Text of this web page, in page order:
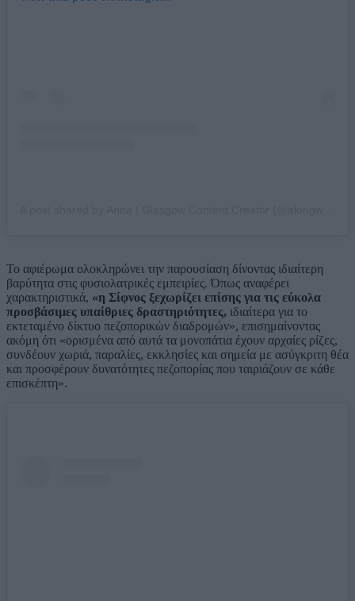
Το αφιέρωμα ολοκληρώνει την παρουσίαση δίνοντας ιδιαίτερη
βαρύτητα στις φυσιολατρικές εμπειρίες. Όπως αναφέρει
χαρακτηριστικά, «η Σίφνος ξεχωρίζει επίσης για τις εύκολα
προσβάσιμες υπαίθριες δραστηριότητες, ιδιαίτερα για το
εκτεταμένο δίκτυο πεζοπορικών διαδρομών», επισημαίνοντας
ακόμη ότι «ορισμένα από αυτά τα μονοπάτια έχουν αρχαίες ρίζες,
συνδέουν χωριά, παραλίες, εκκλησίες και σημεία με ασύγκριτη θέα
και προσφέρουν δυνατότητες πεζοπορίας που ταιριάζουν σε κάθε
επισκέπτη».